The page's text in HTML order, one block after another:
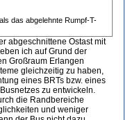
das abgelehnte Rumpf-T-
abgeschnittene Ostast mit
ich auf Grund der
Großraum Erlangen
gleichzeitig zu haben,
eines BRTs bzw. eines
zu entwickeln.
die Randbereiche
und weniger